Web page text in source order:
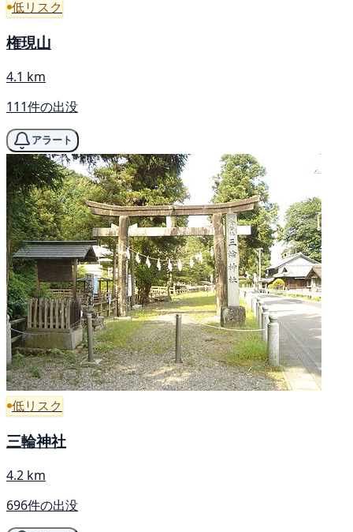
低リスク
権現山
4.1 km
111件の出没
アラート
低リスク
三輪神社
4.2 km
696件の出没